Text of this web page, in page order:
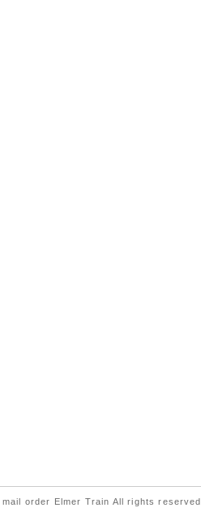
order Elmer Train All rights reserved.